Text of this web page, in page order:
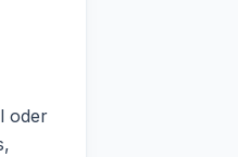
oder